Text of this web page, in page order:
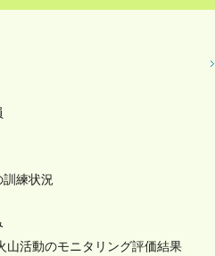
練状況
山活動のモニタリング評価結果